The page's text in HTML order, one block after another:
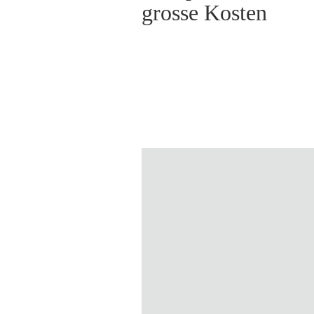
grosse Kosten